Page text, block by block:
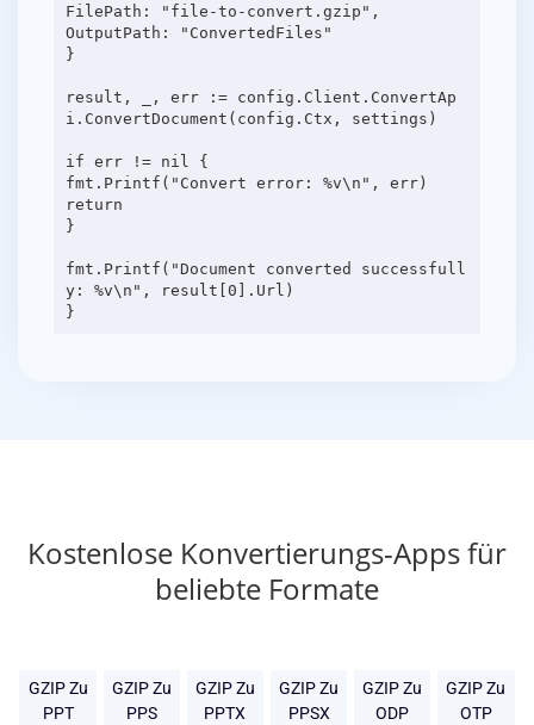
FilePath: "file-to-convert.gzip",
OutputPath: "ConvertedFiles"
}
result, _, err := config.Client.ConvertAp
i.ConvertDocument(config.Ctx, settings)
if err != nil {
fmt.Printf("Convert error: %v\n", err)
return
}
fmt.Printf("Document converted successfull
y: %v\n", result[0].Url)
Kostenlose Konvertierungs-Apps für
beliebte Formate
GZIP Zu
PPT
GZIP Zu
PPS
GZIP Zu
PPTX
GZIP Zu
PPSX
GZIP Zu
ODP
GZIP Zu
OTP